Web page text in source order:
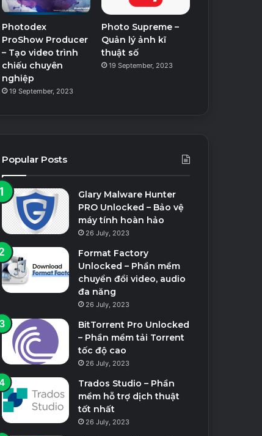
Photodex
ProShow Producer
– Tạo video trình
chiếu chuyên
nghiệp
19 September, 2023
Photo Supreme –
Quản lý ảnh kĩ
thuật số
19 September, 2023
Popular Posts
Glary Malware Hunter
PRO Unlocked – Bảo vệ
máy tính hoàn hảo
26 July, 2023
Format Factory
Unlocked – Phần mềm
chuyển đổi video, audio
đa năng
26 July, 2023
BitTorrent Pro Unlocked
– Phần mềm tải Torrent
tốc độ cao
26 July, 2023
Trados Studio – Phần
mềm hỗ trợ dịch thuật
tốt nhất
26 July, 2023